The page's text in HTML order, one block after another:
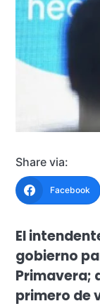
Share via:
Facebook
El
gobierno
Primavera;
primero de